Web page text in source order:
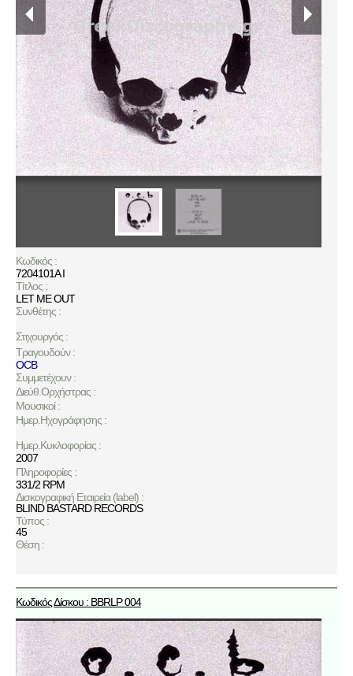
Κωδικός :
7204101A I
Τίτλος :
LET ME OUT
Συνθέτης :
Στιχουργός :
Τραγουδούν :
OCB
Συμμετέχουν :
Διεύθ.Ορχήστρας :
Μουσικοί :
Ημερ.Ηχογράφησης :
Ημερ.Κυκλοφορίας :
2007
Πληροφορίες :
331/2 RPM
Δισκογραφική Εταιρεία (label) :
BLIND BASTARD RECORDS
Τύπος :
45
Θέση :
Κωδικός Δίσκου : BBRLP 004